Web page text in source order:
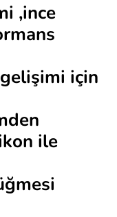
,ince
için
ile